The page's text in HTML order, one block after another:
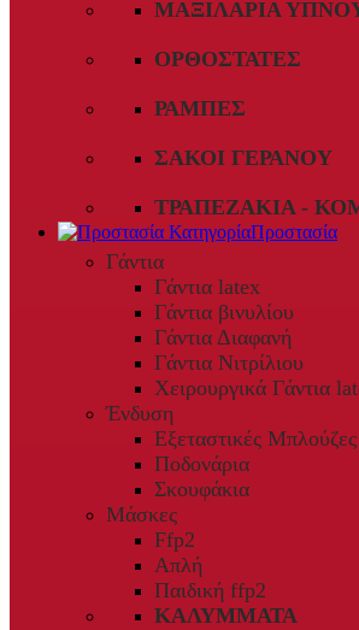
ΜΑΞΙΛΆΡΙΑ
ΟΡΘΟΣΤΆΤΕΣ
ΡΆΜΠΕΣ
ΣΆΚΟΙ ΓΕΡΑΝΟΎ
ΤΡΑΠΕΖΆΚΙΑ -
Προστασία
Γάντια
Γάντια latex
Γάντια βινυλίου
Γάντια Διαφανή
Γάντια Νιτρίλιου
Χειρουργικά Γάντια
Ένδυση
Εξεταστικές Μπλούζες
Ποδονάρια
Σκουφάκια
Μάσκες
Ffp2
Απλή
Παιδική ffp2
ΚΑΛΎΜΜΑΤΑ